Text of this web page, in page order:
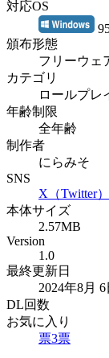
対応OS
頒布形態
フリーウェ
カテゴリ
ロールプレ
年齢制限
全年齢
制作者
にらみそ
SNS
X（Twitter）
本体サイズ
2.57MB
Version
1.0
最終更新日
2024年8月 6
DL回数
お気に入り
票3票